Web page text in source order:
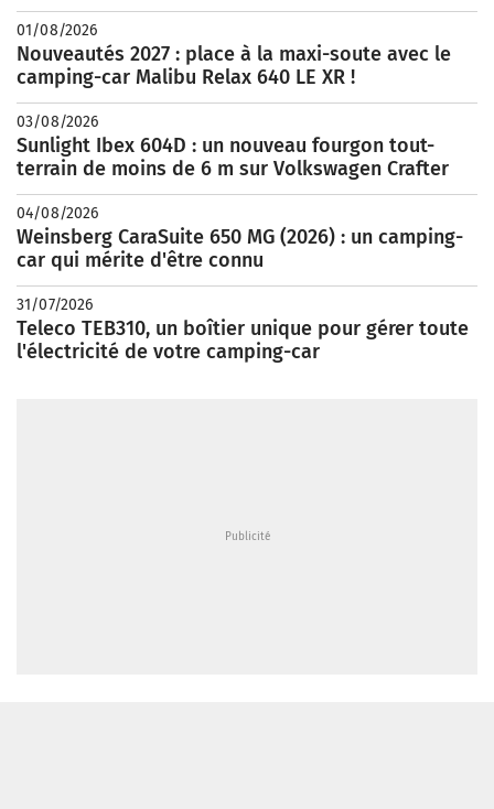
01/08/2026
Nouveautés 2027 : place à la maxi-soute avec le
camping-car Malibu Relax 640 LE XR !
03/08/2026
Sunlight Ibex 604D : un nouveau fourgon tout-
terrain de moins de 6 m sur Volkswagen Crafter
04/08/2026
Weinsberg CaraSuite 650 MG (2026) : un camping-
car qui mérite d'être connu
31/07/2026
Teleco TEB310, un boîtier unique pour gérer toute
l'électricité de votre camping-car